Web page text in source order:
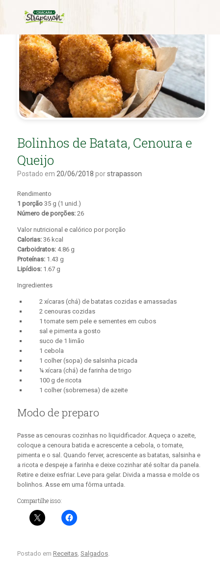
Bolinhos de Batata, Cenoura e
Queijo
Postado em 20/06/2018 porstrapasson
Rendimento
1 porção 35 g (1 unid.)
Número de porções: 26
Valor nutricional e calórico por porção
Calorias: 36 kcal
Carboidratos: 4.86 g
Proteínas: 1.43 g
Lipídios: 1.67 g
Ingredientes
2 xícaras (chá) de batatas cozidas e amassadas
2 cenouras cozidas
1 tomate sem pele e sementes em cubos
sal e pimenta a gosto
suco de 1 limão
1 cebola
1 colher (sopa) de salsinha picada
¼ xícara (chá) de farinha de trigo
100 g de ricota
1 colher (sobremesa) de azeite
Modo de preparo
Passe as cenouras cozinhas no liquidificador. Aqueça o azeite,
coloque a cenoura batida e acrescente a cebola, o tomate,
pimenta e o sal. Quando ferver, acrescente as batatas, salsinha e
a ricota e despeje a farinha e deixe cozinhar até soltar da panela.
Retire e deixe esfriar. Leve para gelar. Divida a massa e molde os
bolinhos. Asse em uma fôrma untada.
Compartilhe isso:
Postado em Receitas Salgados